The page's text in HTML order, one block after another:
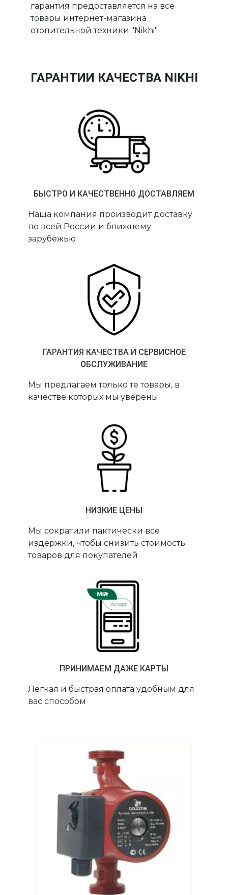
гарантия предоставляется на все
товары интернет-магазина
отопительной техники "Nikhi".
ГАРАНТИИ КАЧЕСТВА NIKHI
БЫСТРО И КАЧЕСТВЕННО ДОСТАВЛЯЕМ
Наша компания производит доставку
по всей России и ближнему
зарубежью
ГАРАНТИЯ КАЧЕСТВА И СЕРВИСНОЕ
ОБСЛУЖИВАНИЕ
Мы предлагаем только те товары, в
качестве которых мы уверены
НИЗКИЕ ЦЕНЫ
Мы сократили пактически все
издержки, чтобы снизить стоимость
товаров для покупателей
ПРИНИМАЕМ ДАЖЕ КАРТЫ
Легкая и быстрая оплата удобным для
вас способом